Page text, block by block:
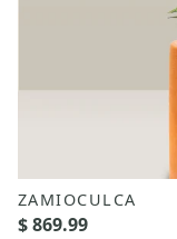
ZAMIOCULCA
$ 869.99